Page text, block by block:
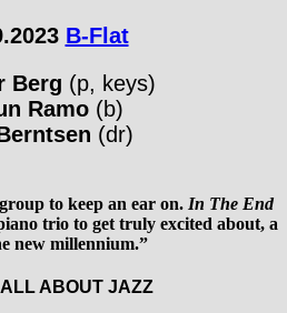
B-Flat
Berg (p, keys)
Ramo (b)
(dr)
to keep an ear on. In The End
trio to get truly excited about, a
new millennium.”
ABOUT JAZZ